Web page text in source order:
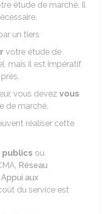
étude de marché. Il
un tiers
votre étude de
mais il est impératif
vous devez vous
de marché.
réaliser cette
publics ou
, Réseau
Appui aux
du service est